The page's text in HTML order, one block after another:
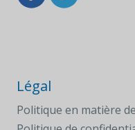
Légal
Politique en matière